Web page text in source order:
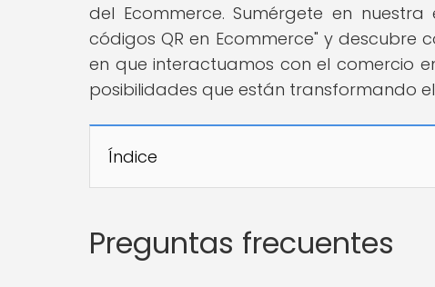
del Ecommerce. Sumérgete en
códigos QR en Ecommerce" y
en que interactuamos con el comercio
posibilidades que están transformando
Índice
Preguntas frecuentes